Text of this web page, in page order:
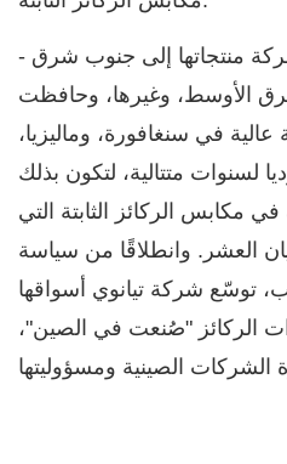
- البصمة العالمية: تُصدّر الشركة منتجاتها إلى جنوب شرق
الأوسط، وغيرها، وحافظت
في سنغافورة، وماليزيا،
لسنوات متتالية، لتكون بذلك
مكابس الركائز الثابتة التي
العشر. وانطلاقًا من سياسة
توسّع شركة تيانوي أسواقها
الركائز "صُنعت في الصين"،